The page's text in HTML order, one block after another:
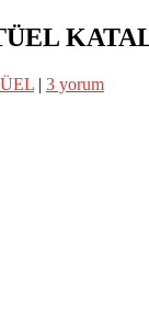
| 3 yorum